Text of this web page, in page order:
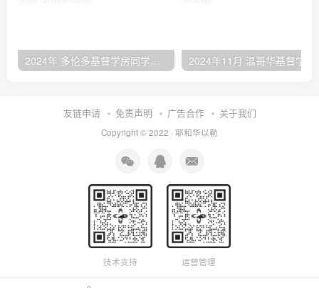
2024年 多伦多基督学房同学聚会：有福的教会（帖后1：1-5） 刘志雄
友链申请 免责声明 广告合作 关于我们
Copyright © 2022 · 耶和华以勒
技术支持 运营管理